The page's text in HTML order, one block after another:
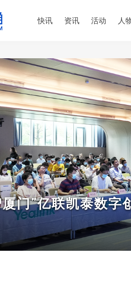
快讯 资讯 活动 人
门”亿联凯泰数字